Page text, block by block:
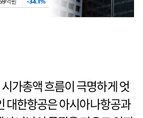
가총액 흐름이 극명하게 엇
대한항공은 아시아나항공과